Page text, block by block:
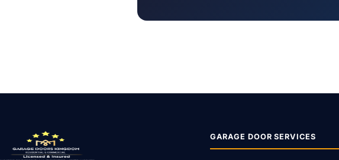
GARAGE DOOR SERVICES